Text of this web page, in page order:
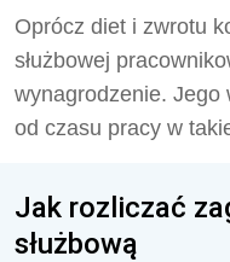
Oprócz diet i zwrotu
służbowej
wynagrodzenie. Jego
od czasu pracy w
Jak rozliczać
służbową